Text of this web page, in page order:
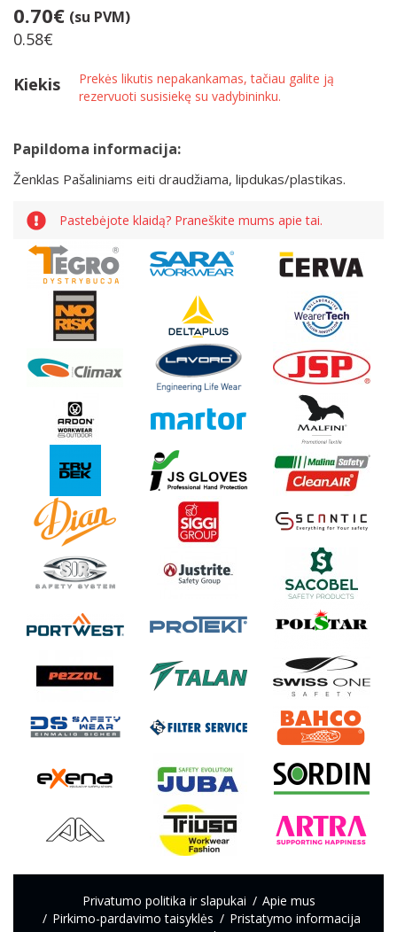
0.70€ (su PVM)
0.58€
Kiekis
Prekės likutis nepakankamas, tačiau galite ją
rezervuoti susisiekę su vadybininku.
Papildoma informacija:
Ženklas Pašaliniams eiti draudžiama, lipdukas/plastikas.
Pastebėjote klaidą? Praneškite mums apie tai.
Privatumo politika ir slapukai
Apie mus
Pirkimo-pardavimo taisyklės
Pristatymo informacija